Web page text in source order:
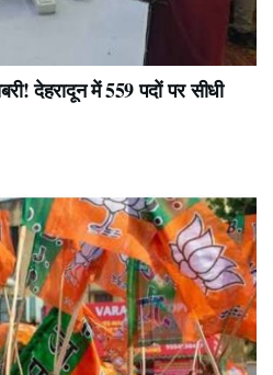
देहरादून में 559 पदों पर सीधी